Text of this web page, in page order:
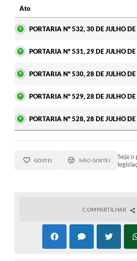
Ato
PORTARIA Nº 532, 30 DE JULHO
PORTARIA Nº 531, 29 DE JULHO
PORTARIA Nº 530, 28 DE JULHO
PORTARIA Nº 529, 28 DE JULHO
PORTARIA Nº 528, 28 DE JULHO
GOSTEI NÃO GOSTEI
Seja o
COMPARTILHAR